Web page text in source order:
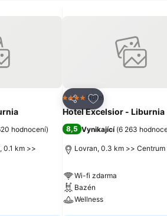
oblíbených hotelů
hodnocení)
0.1 km >>
Sdílet
Přidat na
4 Počet hvězdiček
Hotel
Hotel Excelsior - Liburnia
8,5 Vynikající (6 263
Lovran, 0.3 km >> Centrum
Wi-fi zdarma
Bazén
Wellness